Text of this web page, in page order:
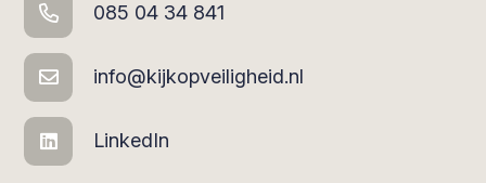
085 04 34 841
info@kijkopveiligheid.nl
LinkedIn